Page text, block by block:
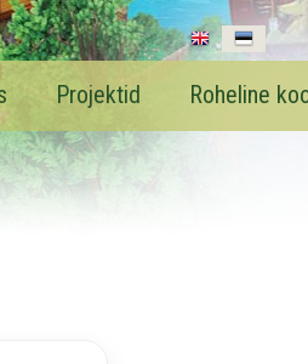
Projektid Roheline